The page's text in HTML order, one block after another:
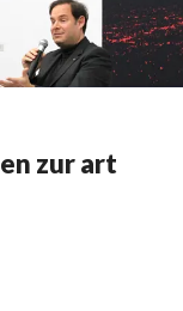
zur art